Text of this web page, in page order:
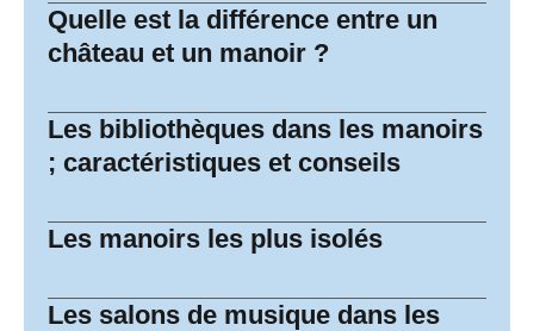
Quelle est la différence entre un
château et un manoir ?
Les bibliothèques dans les manoirs
; caractéristiques et conseils
Les manoirs les plus isolés
Les salons de musique dans les